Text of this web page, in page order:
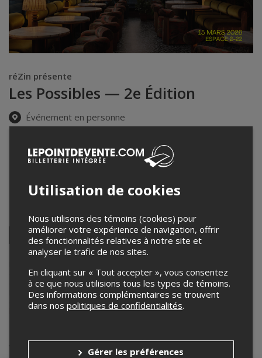
réZin présente
Les Possibles — 2e Édition
Événement en personne
15 mars 2026
Espace 2-22
Montreal, QC,Canada
Partagez cet événement
Twitter
Linkedin Pinterest
Envoyer
par
cadre de l’affichage en ligne et la vente de billets pour ses
événements.
Pour plus d’information à propos de cet événement, veuillez
contacter l’organisateur de l’événement,réZin, à
beatrice@rezin.com.
Achat de billets
Utilisation de cookies
Nous utilisons des témoins (cookies) pour
améliorer votre expérience de navigation, offrir
des fonctionnalités relatives à notre site et
analyser le trafic de nos sites.
En cliquant sur « Tout accepter », vous consentez
à ce que nous utilisions tous les types de témoins.
Des informations complémentaires se trouvent
dans nos politiques de confidentialités.
Gérer les préférences